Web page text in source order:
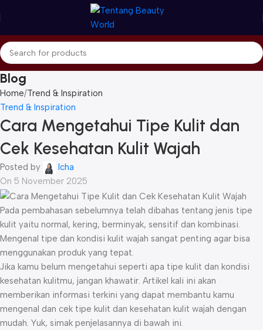
Blog
Home Trend & Inspiration
Trend & Inspiration
Cara Mengetahui Tipe Kulit dan
Cek Kesehatan Kulit Wajah
Posted by
Icha
On 5 November 2025
Pada pembahasan sebelumnya telah dibahas tentang jenis tipe
kulit yaitu normal, kering, berminyak, sensitif dan kombinasi.
Mengenal tipe dan kondisi kulit wajah sangat penting agar bisa
menggunakan produk yang tepat.
Jika kamu belum mengetahui seperti apa tipe kulit dan kondisi
kesehatan kulitmu, jangan khawatir. Artikel kali ini akan
memberikan informasi terkini yang dapat membantu kamu
mengenal dan cek tipe kulit dan kesehatan kulit wajah dengan
mudah. Yuk, simak penjelasannya di bawah ini.